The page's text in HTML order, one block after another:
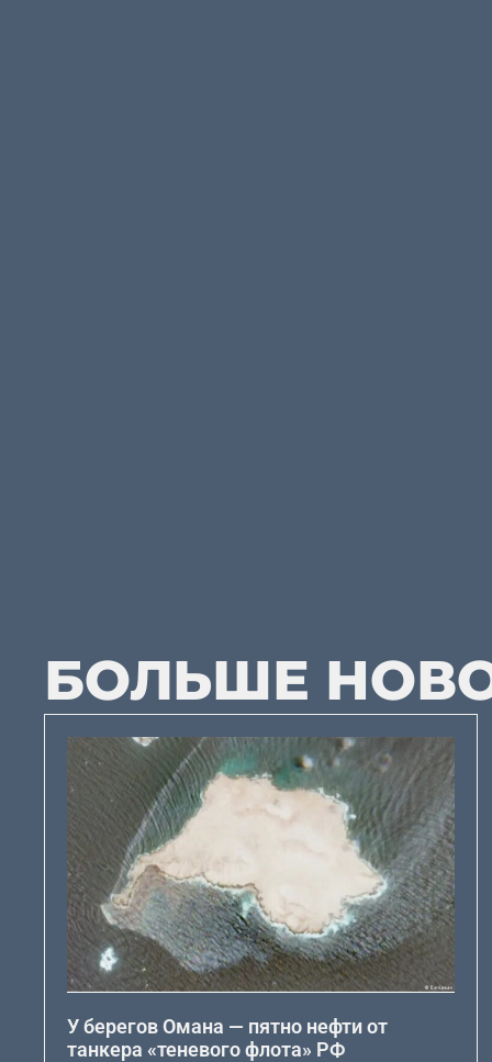
БОЛЬШЕ
У берегов Омана — пятно нефти от
танкера «теневого флота» РФ